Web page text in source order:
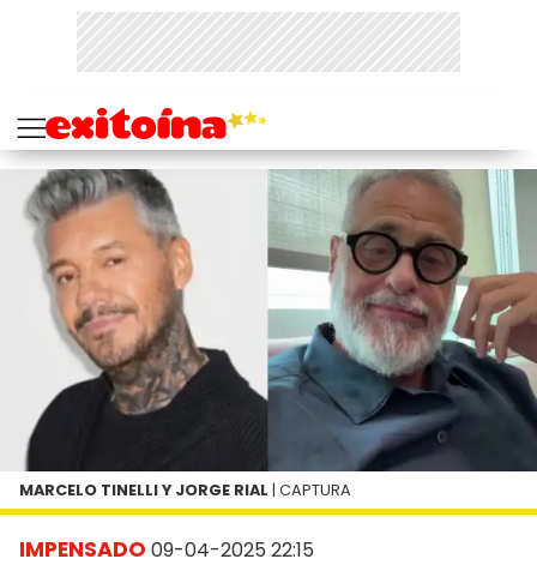
IMPENSADO 09-04-2025 22:15
MARCELO TINELLI Y JORGE RIAL | CAPTURA